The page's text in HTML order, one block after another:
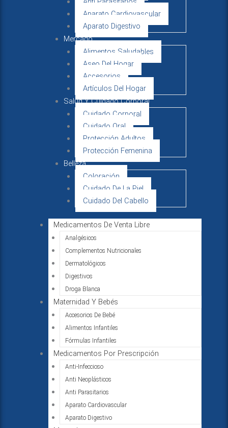
Aparato Cardiovascular
Aparato Digestivo
Mercado
Alimentos Saludables
Aseo Del Hogar
Accesorios
Artículos Del Hogar
Salud Y Cuidado Corporal
Cuidado Corporal
Cuidado Oral
Protección Adultos
Protección Femenina
Belleza
Coloración
Cuidado De La Piel
Cuidado Del Cabello
Medicamentos De Venta Libre
Analgésicos
Complementos Nutricionales
Dermatológicos
Digestivos
Droga Blanca
Maternidad Y Bebés
Accesorios De Bebé
Alimentos Infantiles
Fórmulas Infantiles
Medicamentos Por Prescripción
Anti-Infeccioso
Anti Neoplásticos
Anti Parasitarios
Aparato Cardiovascular
Aparato Digestivo